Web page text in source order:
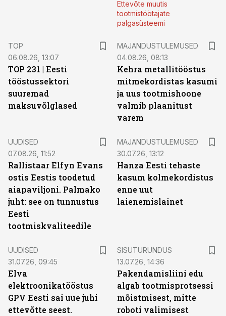
Ettevõte muutis
tootmistöötajate
palgasüsteemi
TOP
06.08.26, 13:07
TOP 231 | Eesti
tööstussektori
suuremad
maksuvõlglased
MAJANDUSTULEMUSED
04.08.26, 08:13
Kehra metallitööstus
mitmekordistas kasumi
ja uus tootmishoone
valmib plaanitust
varem
UUDISED
07.08.26, 11:52
Rallistaar Elfyn Evans
ostis Eestis toodetud
aiapaviljoni. Palmako
juht: see on tunnustus
Eesti
tootmiskvaliteedile
MAJANDUSTULEMUSED
30.07.26, 13:12
Hanza Eesti tehaste
kasum kolmekordistus
enne uut
laienemislainet
UUDISED
31.07.26, 09:45
Elva
elektroonikatööstus
GPV Eesti sai uue juhi
ettevõtte seest.
SISUTURUNDUS
13.07.26, 14:36
Pakendamisliini edu
algab tootmisprotsessi
mõistmisest, mitte
roboti valimisest